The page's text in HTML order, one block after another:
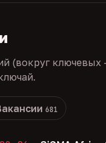
(вокруг
681